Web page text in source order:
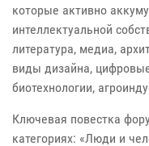
которые активно
интеллектуальной
литература, медиа,
виды дизайна,
биотехнологии,
Ключевая повестка
категориях: «Люди и